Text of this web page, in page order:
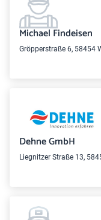
Michael Findeisen
Gröpperstraße 6, 58454
Dehne GmbH
Liegnitzer Straße 13,